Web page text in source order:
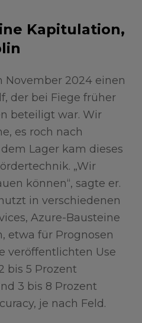
Kapitulation,
November 2024 einen
der bei Fiege früher
beteiligt war. Wir
es roch nach
Lager kam dieses
„Wir
können“, sagte er.
in verschiedenen
Azure-Bausteine
etwa für Prognosen
veröffentlichten Use
bis 5 Prozent
3 bis 8 Prozent
je nach Feld.